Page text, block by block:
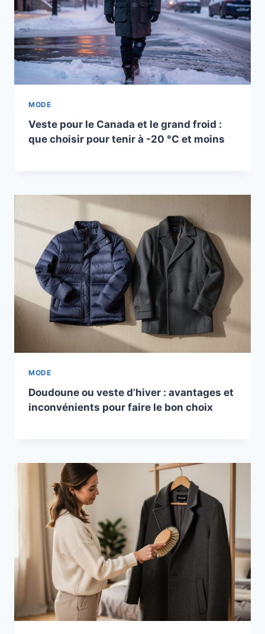
MODE
Veste pour le Canada et le grand froid :
que choisir pour tenir à -20 °C et moins
MODE
Doudoune ou veste d’hiver : avantages et
inconvénients pour faire le bon choix